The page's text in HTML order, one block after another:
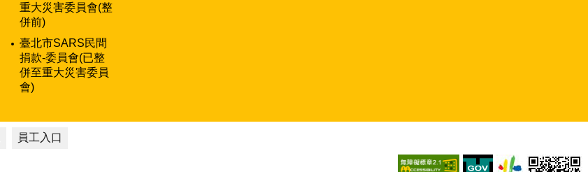
重大災害委員會(整
併前)
臺北市SARS民間
捐款-委員會(已整
併至重大災害委員
會)
員工入口